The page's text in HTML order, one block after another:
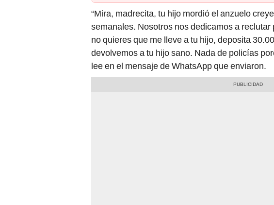
“Mira, madrecita, tu hijo mordió el anzuelo
semanales. Nosotros nos dedicamos a
no quieres que me lleve a tu hijo, deposita
devolvemos a tu hijo sano. Nada de policías
lee en el mensaje de WhatsApp que enviaron.